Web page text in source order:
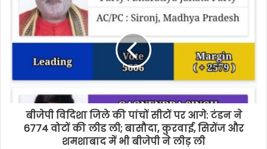
बीजेपी विदिशा जिले की पांचों सीटों पर आगे: टंडन ने
6774 वोटों की लीड ली; बासौदा, कुरवाई, सिरोंज और
शमशाबाद में भी बीजेपी ने लीड़ ली